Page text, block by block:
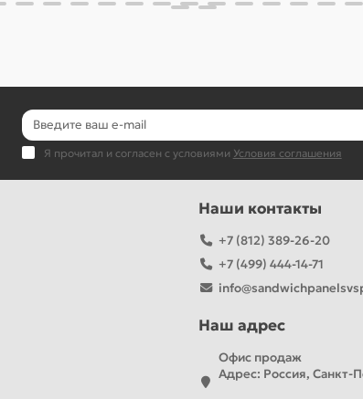
Я прочитал и согласен с условиями Условия соглашения
Наши контакты
+7 (812) 389-26-20
+7 (499) 444-14-71
Наш адрес
Офис продаж
Адрес: Россия, Санкт-